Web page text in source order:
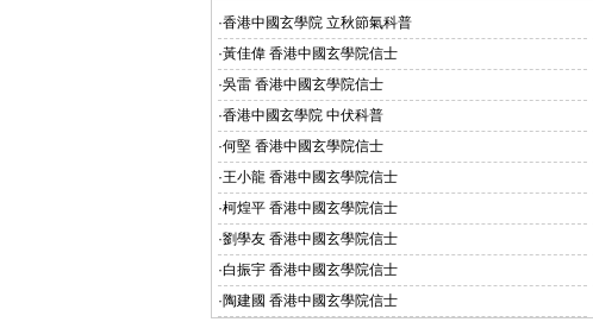
·香港中國玄學院 立秋節氣科普
·黃佳偉 香港中國玄學院信士
·吳雷 香港中國玄學院信士
·香港中國玄學院 中伏科普
·何堅 香港中國玄學院信士
·王小龍 香港中國玄學院信士
·柯煌平 香港中國玄學院信士
·劉學友 香港中國玄學院信士
·白振宇 香港中國玄學院信士
·陶建國 香港中國玄學院信士